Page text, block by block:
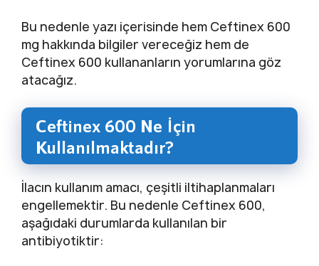
Bu nedenle yazı içerisinde hem Ceftinex 600
mg hakkında bilgiler vereceğiz hem de
Ceftinex 600 kullananların yorumlarına göz
atacağız.
Ceftinex 600 Ne İçin
Kullanılmaktadır?
İlacın kullanım amacı, çeşitli iltihaplanmaları
engellemektir. Bu nedenle Ceftinex 600,
aşağıdaki durumlarda kullanılan bir
antibiyotiktir: